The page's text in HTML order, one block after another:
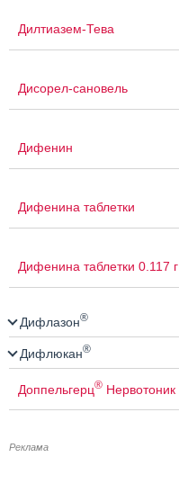
Дилтиазем-Тева
Дисорел-сановель
Дифенин
Дифенина таблетки
Дифенина таблетки 0.117 г
Дифлазон®
Дифлюкан®
Доппельгерц® Нервотоник
Реклама